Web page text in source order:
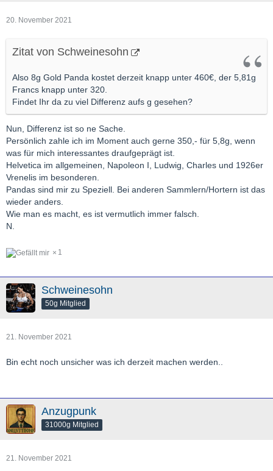
20. November 2021
Zitat von Schweinesohn
Also 8g Gold Panda kostet derzeit knapp unter 460€, der 5,81g
Francs knapp unter 320.
Findet Ihr da zu viel Differenz aufs g gesehen?
Nun, Differenz ist so ne Sache.
Persönlich zahle ich im Moment auch gerne 350,- für 5,8g, wenn
was für mich interessantes draufgeprägt ist.
Helvetica im allgemeinen, Napoleon I, Ludwig, Charles und 1926er
Vrenelis im besonderen.
Pandas sind mir zu Speziell. Bei anderen Sammlern/Hortern ist das
wieder anders.
Wie man es macht, es ist vermutlich immer falsch.
N.
1
Schweinesohn
50g Mitglied
21. November 2021
Bin echt noch unsicher was ich derzeit machen werden..
Anzugpunk
31000g Mitglied
21. November 2021